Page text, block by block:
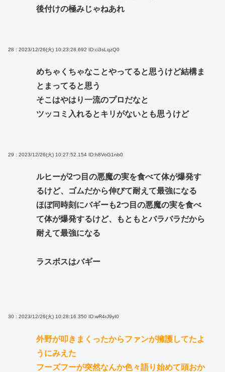
後付けの極みじゃねあれ
28 : 2023/12/26(火) 10:23:28.692 ID:ci3sLqzQ0
めちゃくちゃなことやってると思うけど結構ま
とまってると思う
そこはやはり一流のプロだなと
ツッコミ入れるとキリがないとも思うけど
29 : 2023/12/26(火) 10:27:52.154 ID:h8VoG1nb0
ルヒーが2つ目の悪魔の実を食べて体が爆発す
るけど、ゴムだから伸びて耐えて最強になる
ほぼ同時刻にバギーも2つ目の悪魔の実を食べ
て体が爆発するけど、もともとバラバラだから
耐えて最強になる
ラスボスはバギー
30 : 2023/12/26(火) 10:28:16.350 ID:wR4rJ9yI0
外野が叩きまくったからファンが擁護してたよ
うにみえた
フーズフーが突然なんか色々語り始めて頭おか